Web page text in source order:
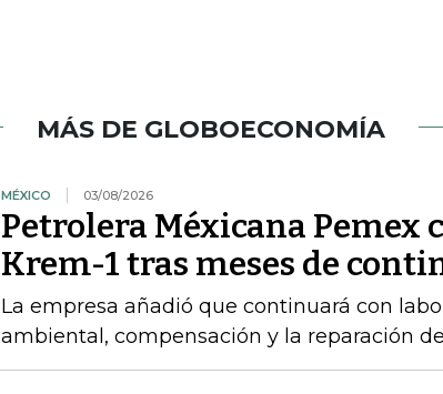
MÁS DE GLOBOECONOMÍA
MÉXICO 03/08/2026
Petrolera Méxicana Pemex
Krem-1 tras meses de
La empresa añadió que continuará con
ambiental, compensación y la reparación